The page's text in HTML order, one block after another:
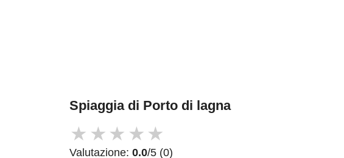
Spiaggia di Porto di lagna
★ ★ ★ ★ ★
Valutazione: 0.0/5 (0)